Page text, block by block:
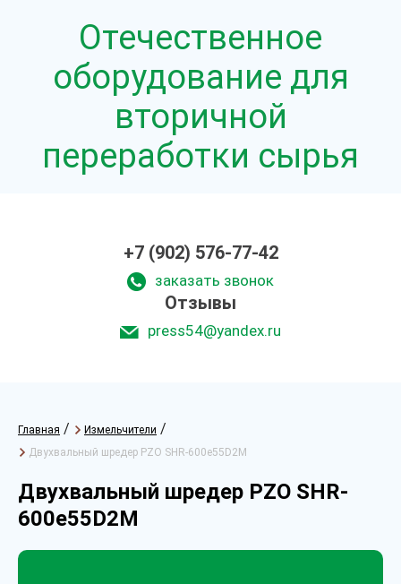
Отечественное
оборудование для
вторичной
переработки сырья
+7 (902) 576-77-42
заказать звонок
Отзывы
press54@yandex.ru
Главная / Измельчители /
Двухвальный шредер PZO SHR-600e55D2M
Двухвальный шредер PZO SHR-
600e55D2M